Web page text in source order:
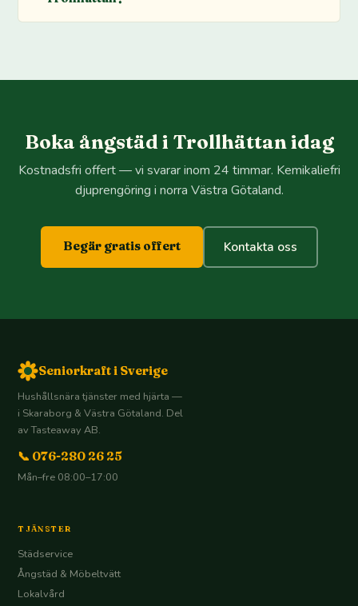
Boka ångstäd i Trollhättan idag
Kostnadsfri offert — vi svarar inom 24 timmar. Kemikaliefri
djuprengöring i norra Västra Götaland.
Begär gratis offert Kontakta oss
Seniorkraft i Sverige
Hushållsnära tjänster med hjärta —
i Skaraborg & Västra Götaland. Del
av Tasteaway AB.
📞 076-280 26 25
Mån–fre 08:00–17:00
TJÄNSTER
Städservice
Ångstäd & Möbeltvätt
Lokalvård